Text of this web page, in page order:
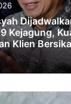
Kejagung,
Klien